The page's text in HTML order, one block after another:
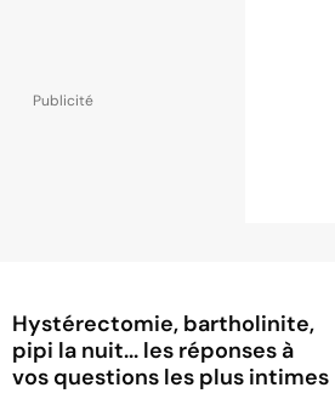
Hystérectomie, bartholinite,
pipi la nuit... les réponses à
vos questions les plus intimes